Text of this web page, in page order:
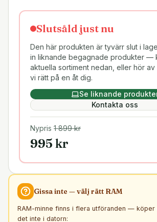
Slutsåld just nu
Den här produkten är tyvärr slut i
in liknande begagnade produkter —
aktuella sortiment nedan, eller hör
vi rätt på en åt dig.
Se liknande
Kontakta oss
Nypris 1 899kr
995 kr
Gissa inte — välj rätt RAM
RAM-minne finns i flera utföranden —
det inte i datorn: